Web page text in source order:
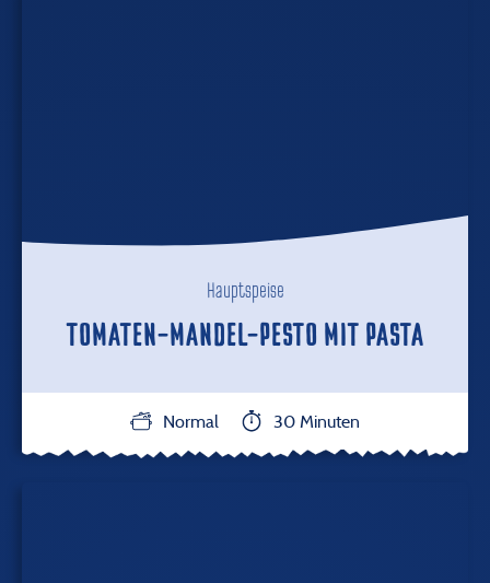
Hauptspeise
TOMATEN-MANDEL-PESTO MIT PASTA
Normal 30 Minuten